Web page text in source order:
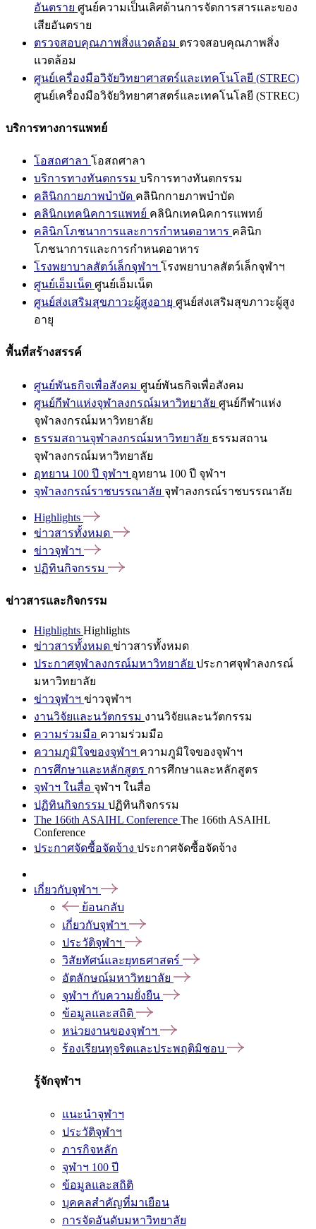
อันตราย ศูนย์ความเป็นเลิศด้านการจัดการสารและของ
เสียอันตราย
ตรวจสอบคุณภาพสิ่งแวดล้อม ตรวจสอบคุณภาพสิ่ง
แวดล้อม
ศูนย์เครื่องมือวิจัยวิทยาศาสตร์และเทคโนโลยี (STREC)
ศูนย์เครื่องมือวิจัยวิทยาศาสตร์และเทคโนโลยี (STREC)
บริการทางการแพทย์
โอสถศาลา โอสถศาลา
บริการทางทันตกรรม บริการทางทันตกรรม
คลินิกกายภาพบำบัด คลินิกกายภาพบำบัด
คลินิกเทคนิคการแพทย์ คลินิกเทคนิคการแพทย์
คลินิกโภชนาการและการกำหนดอาหาร คลินิก
โภชนาการและการกำหนดอาหาร
โรงพยาบาลสัตว์เล็กจุฬาฯ โรงพยาบาลสัตว์เล็กจุฬาฯ
ศูนย์เอ็มเน็ต ศูนย์เอ็มเน็ต
ศูนย์ส่งเสริมสุขภาวะผู้สูงอายุ ศูนย์ส่งเสริมสุขภาวะผู้สูง
อายุ
พื้นที่สร้างสรรค์
ศูนย์พันธกิจเพื่อสังคม ศูนย์พันธกิจเพื่อสังคม
ศูนย์กีฬาแห่งจุฬาลงกรณ์มหาวิทยาลัย ศูนย์กีฬาแห่ง
จุฬาลงกรณ์มหาวิทยาลัย
ธรรมสถานจุฬาลงกรณ์มหาวิทยาลัย ธรรมสถาน
จุฬาลงกรณ์มหาวิทยาลัย
อุทยาน 100 ปี จุฬาฯ อุทยาน 100 ปี จุฬาฯ
จุฬาลงกรณ์ราชบรรณาลัย จุฬาลงกรณ์ราชบรรณาลัย
Highlights
ข่าวสารทั้งหมด
ข่าวจุฬาฯ
ปฏิทินกิจกรรม
ข่าวสารและกิจกรรม
Highlights Highlights
ข่าวสารทั้งหมด ข่าวสารทั้งหมด
ประกาศจุฬาลงกรณ์มหาวิทยาลัย ประกาศจุฬาลงกรณ์
มหาวิทยาลัย
ข่าวจุฬาฯ ข่าวจุฬาฯ
งานวิจัยและนวัตกรรม งานวิจัยและนวัตกรรม
ความร่วมมือ ความร่วมมือ
ความภูมิใจของจุฬาฯ ความภูมิใจของจุฬาฯ
การศึกษาและหลักสูตร การศึกษาและหลักสูตร
จุฬาฯ ในสื่อ จุฬาฯ ในสื่อ
ปฏิทินกิจกรรม ปฏิทินกิจกรรม
The 166th ASAIHL Conference The 166th ASAIHL
Conference
ประกาศจัดซื้อจัดจ้าง ประกาศจัดซื้อจัดจ้าง
เกี่ยวกับจุฬาฯ
ย้อนกลับ
เกี่ยวกับจุฬาฯ
ประวัติจุฬาฯ
วิสัยทัศน์และยุทธศาสตร์
อัตลักษณ์มหาวิทยาลัย
จุฬาฯ กับความยั่งยืน
ข้อมูลและสถิติ
หน่วยงานของจุฬาฯ
ร้องเรียนทุจริตและประพฤติมิชอบ
รู้จักจุฬาฯ
แนะนำจุฬาฯ
ประวัติจุฬาฯ
ภารกิจหลัก
จุฬาฯ 100 ปี
ข้อมูลและสถิติ
บุคคลสำคัญที่มาเยือน
การจัดอันดับมหาวิทยาลัย